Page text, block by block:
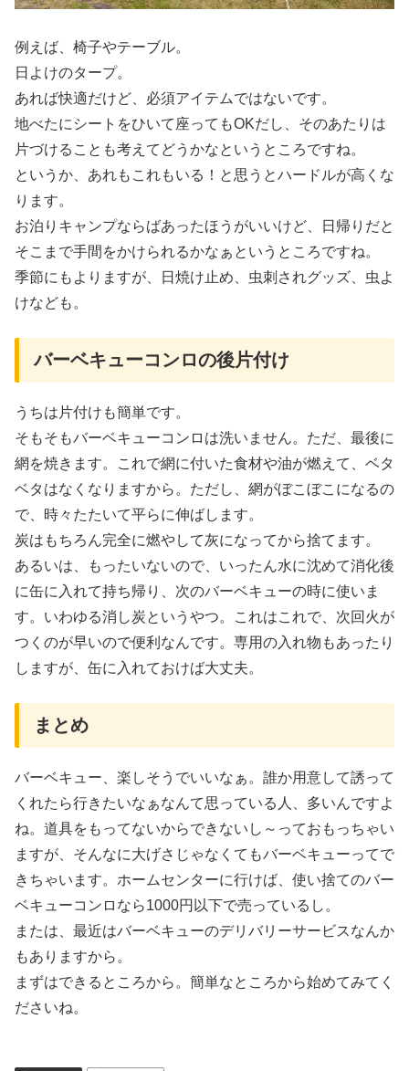
例えば、椅子やテーブル。
日よけのタープ。
あれば快適だけど、必須アイテムではないです。
地べたにシートをひいて座ってもOKだし、そのあたりは
片づけることも考えてどうかなというところですね。
というか、あれもこれもいる！と思うとハードルが高くな
ります。
お泊りキャンプならばあったほうがいいけど、日帰りだと
そこまで手間をかけられるかなぁというところですね。
季節にもよりますが、日焼け止め、虫刺されグッズ、虫よ
けなども。
バーベキューコンロの後片付け
うちは片付けも簡単です。
そもそもバーベキューコンロは洗いません。ただ、最後に
網を焼きます。これで網に付いた食材や油が燃えて、ベタ
ベタはなくなりますから。ただし、網がぼこぼこになるの
で、時々たたいて平らに伸ばします。
炭はもちろん完全に燃やして灰になってから捨てます。
あるいは、もったいないので、いったん水に沈めて消化後
に缶に入れて持ち帰り、次のバーベキューの時に使いま
す。いわゆる消し炭というやつ。これはこれで、次回火が
つくのが早いので便利なんです。専用の入れ物もあったり
しますが、缶に入れておけば大丈夫。
まとめ
バーベキュー、楽しそうでいいなぁ。誰か用意して誘って
くれたら行きたいなぁなんて思っている人、多いんですよ
ね。道具をもってないからできないし～っておもっちゃい
ますが、そんなに大げさじゃなくてもバーベキューってで
きちゃいます。ホームセンターに行けば、使い捨てのバー
ベキューコンロなら1000円以下で売っているし。
または、最近はバーベキューのデリバリーサービスなんか
もありますから。
まずはできるところから。簡単なところから始めてみてく
ださいね。